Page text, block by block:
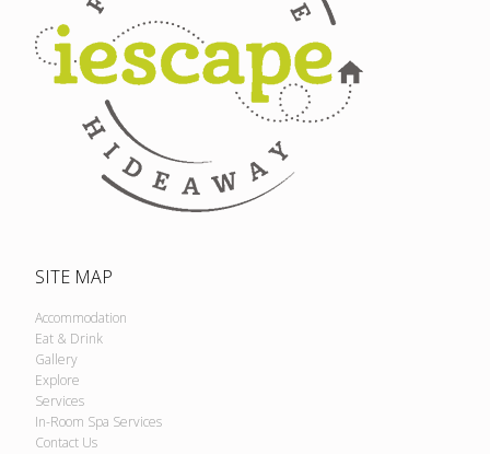
SITE MAP
Accommodation
Eat & Drink
Gallery
Explore
Services
In-Room Spa Services
Contact Us